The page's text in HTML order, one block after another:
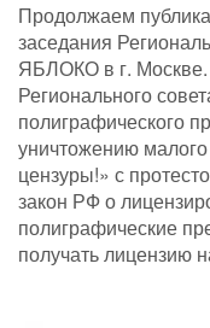
Продолжаем
заседания
ЯБЛОКО в г. Москве.
Регионального
полиграфического
уничтожению
цензуры!» с
закон РФ о
полиграфические
получать лицензию